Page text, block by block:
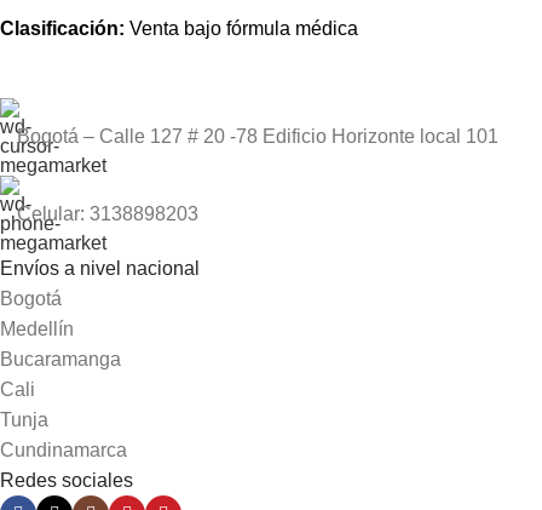
Clasificación: Venta bajo fórmula médica
Bogotá – Calle 127 # 20 -78 Edificio Horizonte local 101
Celular: 3138898203
Envíos a nivel nacional
Bogotá
Medellín
Bucaramanga
Cali
Tunja
Cundinamarca
Redes sociales